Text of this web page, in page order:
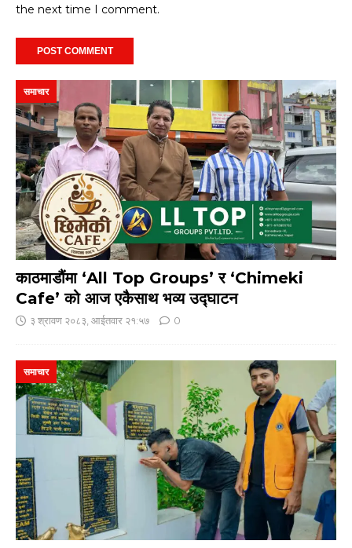
the next time I comment.
काठमाडौंमा ‘All Top Groups’ र ‘Chimeki
Cafe’ को आज एकैसाथ भव्य उद्घाटन
समाचार
३ श्रावण २०८३, आईतवार २१:५७ 0
समाचार